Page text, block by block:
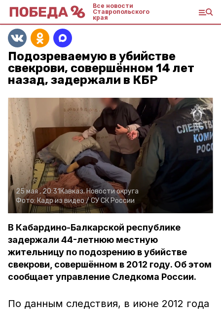
Все новости
Ставропольского
края
Подозреваемую в убийстве
свекрови, совершённом 14 лет
назад, задержали в КБР
25 мая , 20:31 Кавказ. Новости округа
Фото: Кадр из видео / СУ СК России
В Кабардино-Балкарской республике
задержали 44-летнюю местную
жительницу по подозрению в убийстве
свекрови, совершённом в 2012 году. Об этом
сообщает управление Следкома России.
По данным следствия, в июне 2012 года